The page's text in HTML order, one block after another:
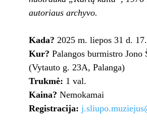
autoriaus archyvo.
Kada? 2025 m. liepos 31 d.
Kur? Palangos burmistro
(Vytauto g. 23A, Palanga)
Trukmė: 1 val.
Kaina? Nemokamai
Registracija: